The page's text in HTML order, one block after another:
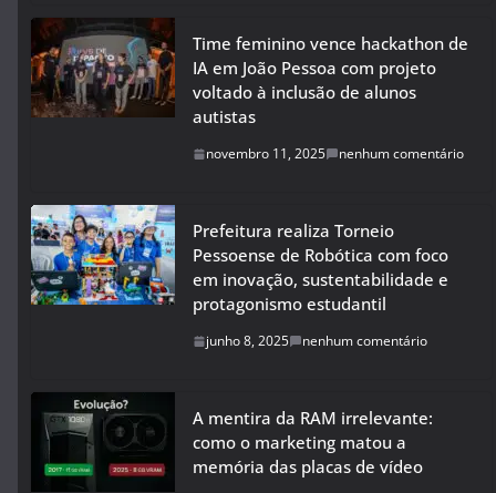
Time feminino vence hackathon de
IA em João Pessoa com projeto
voltado à inclusão de alunos
autistas
novembro 11, 2025 nenhum comentário
Prefeitura realiza Torneio
Pessoense de Robótica com foco
em inovação, sustentabilidade e
protagonismo estudantil
junho 8, 2025 nenhum comentário
A mentira da RAM irrelevante:
como o marketing matou a
memória das placas de vídeo